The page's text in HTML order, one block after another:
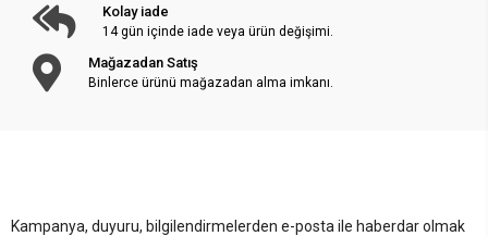
Kolay iade
14 gün içinde iade veya ürün değişimi.
Mağazadan Satış
Binlerce ürünü mağazadan alma imkanı.
Kampanya, duyuru, bilgilendirmelerden e-posta ile haberdar olmak